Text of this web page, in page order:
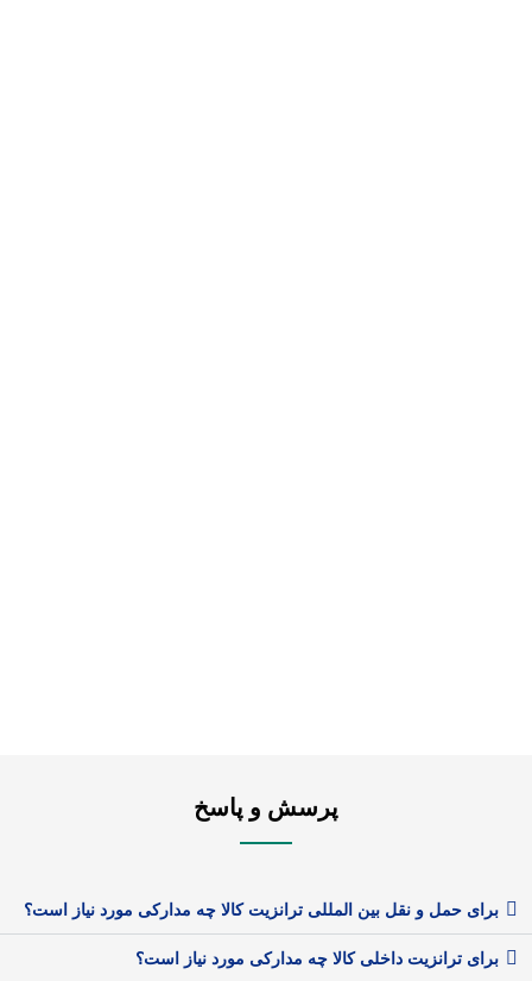
پرسش و پاسخ
برای حمل و نقل بین المللی ترانزیت کالا چه مدارکی مورد نیاز است؟
برای ترانزیت داخلی کالا چه مدارکی مورد نیاز است؟